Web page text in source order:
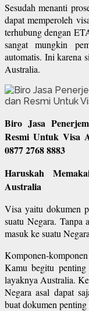
Sesudah menanti
dapat memperoleh
terhubung dengan
sangat mungkin
automatis. Ini karena
Australia.
Biro Jasa
Resmi Untuk Visa
0877 2768 8883
Haruskah
Australia
Visa yaitu dokumen
suatu Negara. Tanpa
masuk ke suatu
Komponen-
Kamu begitu
layaknya Australia.
Negara asal dapat
buat dokumen